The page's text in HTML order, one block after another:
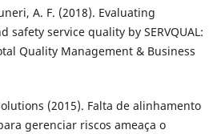
A. F. (2018). Evaluating
safety service quality by SERVQUAL:
Quality Management & Business
(2015). Falta de alinhamento
gerenciar riscos ameaça o